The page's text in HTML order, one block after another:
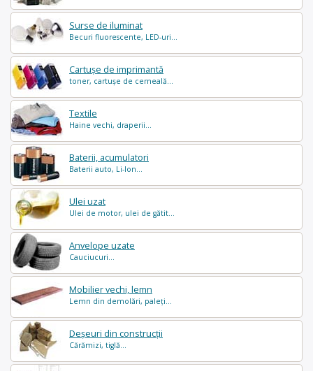
Surse de iluminat
Becuri fluorescente, LED-uri...
Cartușe de imprimantă
toner, cartușe de cerneală...
Textile
Haine vechi, draperii...
Baterii, acumulatori
Baterii auto, Li-Ion...
Ulei uzat
Ulei de motor, ulei de gătit...
Anvelope uzate
Cauciucuri...
Mobilier vechi, lemn
Lemn din demolări, paleți...
Deșeuri din construcții
Cărămizi, tiglă...